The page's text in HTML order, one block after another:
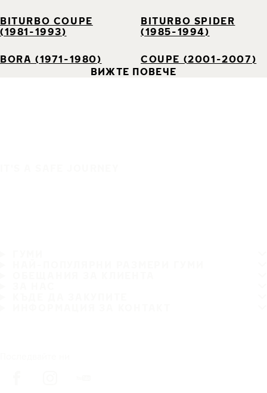
BITURBO COUPE
(1981-1993)
BITURBO SPIDER
(1985-1994)
BORA (1971-1980)
COUPE (2001-2007)
ВИЖТЕ ПОВЕЧЕ